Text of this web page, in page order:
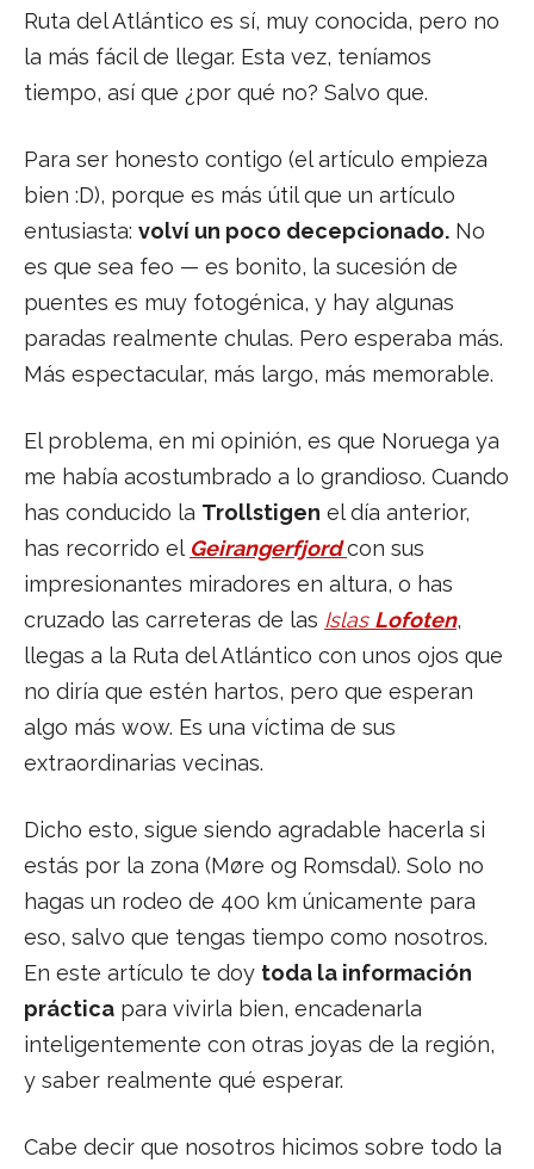
Ruta del Atlántico es sí, muy conocida, pero no
la más fácil de llegar. Esta vez, teníamos
tiempo, así que ¿por qué no? Salvo que.
Para ser honesto contigo (el artículo empieza
bien :D), porque es más útil que un artículo
entusiasta: volví un poco decepcionado. No
es que sea feo — es bonito, la sucesión de
puentes es muy fotogénica, y hay algunas
paradas realmente chulas. Pero esperaba más.
Más espectacular, más largo, más memorable.
El problema, en mi opinión, es que Noruega ya
me había acostumbrado a lo grandioso. Cuando
has conducido la Trollstigen el día anterior,
has recorrido el Geirangerfjordcon sus
impresionantes miradores en altura, o has
cruzado las carreteras de las Islas Lofoten,
llegas a la Ruta del Atlántico con unos ojos que
no diría que estén hartos, pero que esperan
algo más wow. Es una víctima de sus
extraordinarias vecinas.
Dicho esto, sigue siendo agradable hacerla si
estás por la zona (Møre og Romsdal). Solo no
hagas un rodeo de 400 km únicamente para
eso, salvo que tengas tiempo como nosotros.
En este artículo te doy toda la información
práctica para vivirla bien, encadenarla
inteligentemente con otras joyas de la región,
y saber realmente qué esperar.
Cabe decir que nosotros hicimos sobre todo la